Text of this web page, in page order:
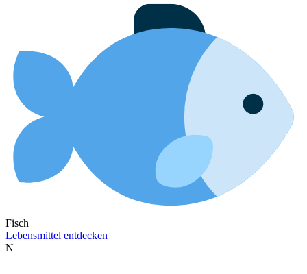
Fisch
Lebensmittel entdecken
N